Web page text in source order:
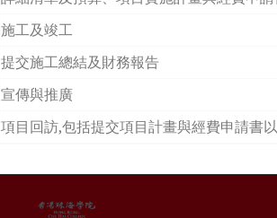
施工及竣工
提交施工總結及財務報告
宣傳與推廣
項目回訪,包括提交項目計畫與經費申請書